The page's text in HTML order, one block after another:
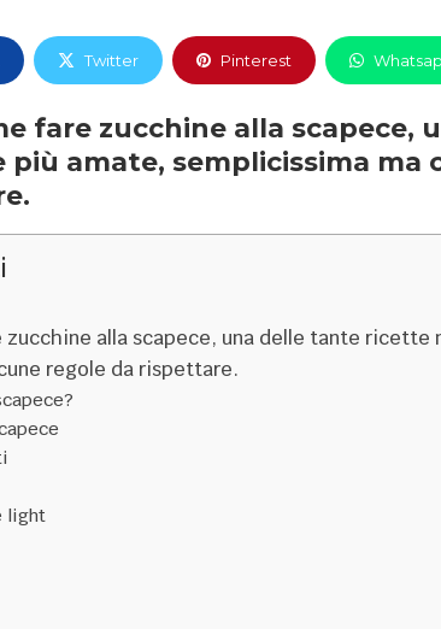
Twitter Pinterest
fare zucchine alla scapece,
amate, semplicissima ma
alla scapece, una delle tante ricette
regole da rispettare.
light